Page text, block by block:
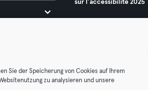
sur l’accessibilité 2025
Sie der Speicherung von Cookies auf Ihrem
zu analysieren und unsere